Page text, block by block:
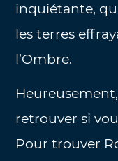
inquiétante,
les terres
l’Ombre.
retrouver si
Pour trouver